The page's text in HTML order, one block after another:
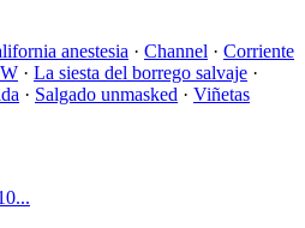
anestesia · Channel · Corriente
· La siesta del borrego salvaje ·
· Salgado unmasked · Viñetas